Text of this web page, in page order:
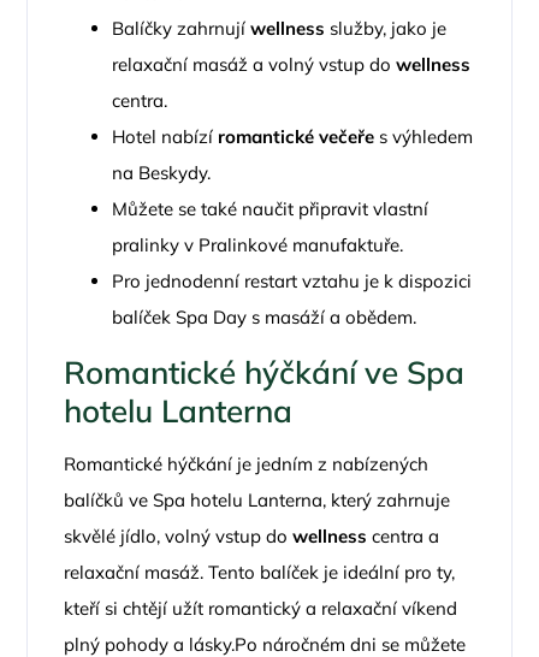
Balíčky zahrnujíwellness služby, jako je
relaxační masáž a volný vstup dowellness
centra.
Hotel nabízí romantické večeře s výhledem
na Beskydy.
Můžete se také naučit připravit vlastní
pralinky v Pralinkové manufaktuře.
Pro jednodenní restart vztahu je k dispozici
balíček Spa Day s masáží a obědem.
Romantické hýčkání ve Spa
hotelu Lanterna
Romantické hýčkání je jedním z nabízených
balíčků ve Spa hotelu Lanterna, který zahrnuje
skvělé jídlo, volný vstup dowellness centra a
relaxační masáž. Tento balíček je ideální pro ty,
kteří si chtějí užít romantický a relaxační víkend
plný pohody a lásky.Po náročném dni se můžete